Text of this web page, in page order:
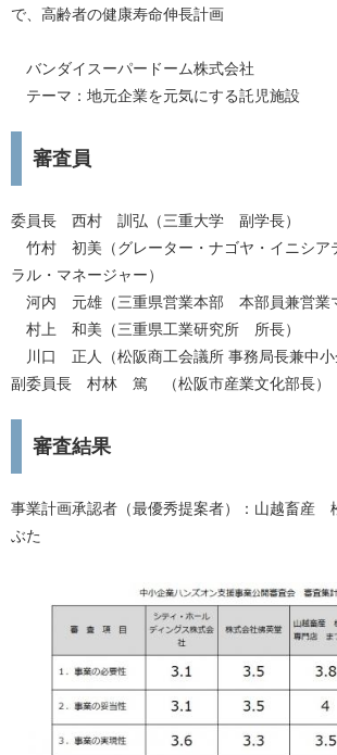
で、高齢者の健康寿命伸長計画
バンダイスーパードーム株式会社
テーマ：地元企業を元気にする託児施設
審査員
委員長 西村 訓弘（三重大学 副学長）
竹村 初美（グレーター・ナゴヤ・イニシ
ラル・マネージャー）
河内 元雄（三重県営業本部 本部員兼営業
村上 和美（三重県工業研究所 所長）
川口 正人（松阪商工会議所 事務局長兼中小
副委員長 村林 篤 （松阪市産業文化部長）
審査結果
事業計画承認者（最優秀提案者）：山越畜産
ぶた